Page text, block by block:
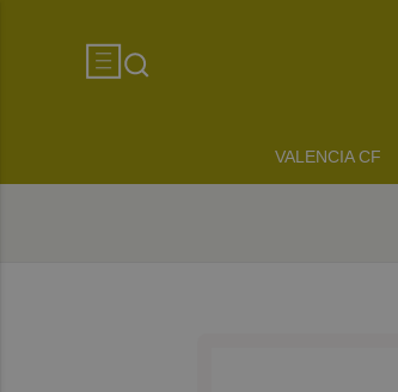
VALENCIA CF